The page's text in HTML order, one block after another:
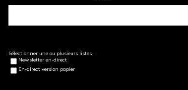
Sélectionner une ou plusieurs listes :
Newsletter en-direct
En-direct version papier